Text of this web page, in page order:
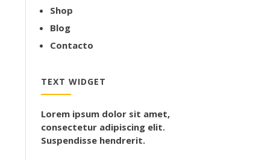
Shop
Blog
Contacto
TEXT WIDGET
Lorem ipsum dolor sit amet,
consectetur adipiscing elit.
Suspendisse hendrerit.